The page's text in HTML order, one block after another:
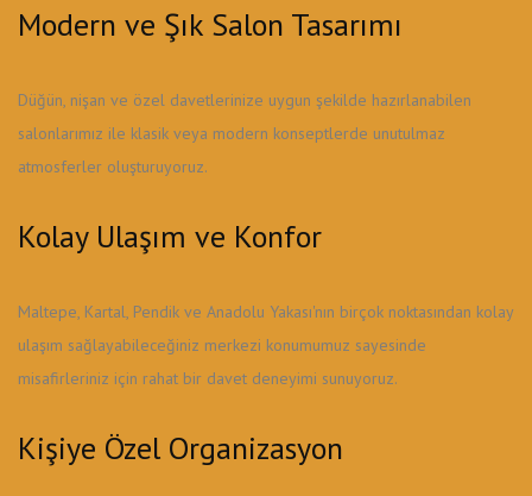
Modern ve Şık Salon Tasarımı
Düğün, nişan ve özel davetlerinize uygun şekilde hazırlanabilen
salonlarımız ile klasik veya modern konseptlerde unutulmaz
atmosferler oluşturuyoruz.
Kolay Ulaşım ve Konfor
Maltepe, Kartal, Pendik ve Anadolu Yakası'nın birçok noktasından kolay
ulaşım sağlayabileceğiniz merkezi konumumuz sayesinde
misafirleriniz için rahat bir davet deneyimi sunuyoruz.
Kişiye Özel Organizasyon